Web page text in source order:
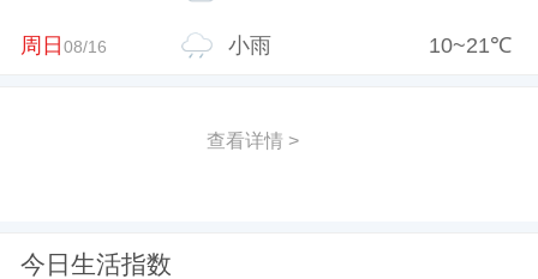
周日08/16 小雨 10~21℃
查看详情 >
今日生活指数